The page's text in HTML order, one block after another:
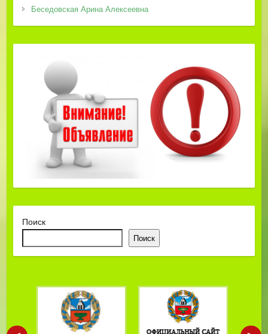
Беседовская Арина Алексеевна
Поиск
Поиск